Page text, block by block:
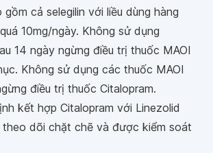
gồm cả selegilin với liều dùng hàng
10mg/ngày. Không sử dụng
14 ngày ngừng điều trị thuốc MAOI
Không sử dụng các thuốc MAOI
điều trị thuốc Citalopram.
kết hợp Citalopram với Linezolid
dõi chặt chẽ và được kiểm soát